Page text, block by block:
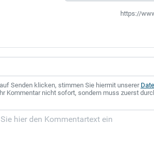
https://
Senden klicken, stimmen Sie hiermit unserer
Kommentar nicht sofort, sondern muss zuerst